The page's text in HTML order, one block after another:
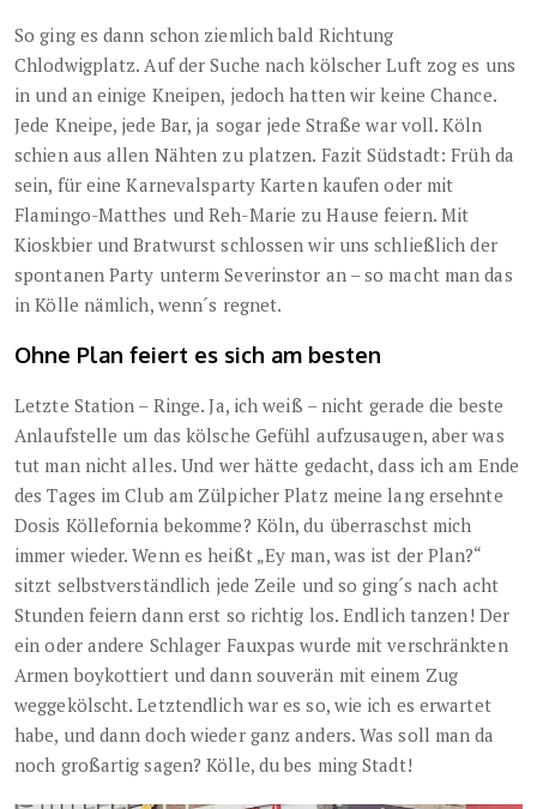
So ging es dann schon ziemlich bald Richtung
Chlodwigplatz. Auf der Suche nach kölscher Luft zog es uns
in und an einige Kneipen, jedoch hatten wir keine Chance.
Jede Kneipe, jede Bar, ja sogar jede Straße war voll. Köln
schien aus allen Nähten zu platzen. Fazit Südstadt: Früh da
sein, für eine Karnevalsparty Karten kaufen oder mit
Flamingo-Matthes und Reh-Marie zu Hause feiern. Mit
Kioskbier und Bratwurst schlossen wir uns schließlich der
spontanen Party unterm Severinstor an – so macht man das
in Kölle nämlich, wenn´s regnet.
Ohne Plan feiert es sich am besten
Letzte Station – Ringe. Ja, ich weiß – nicht gerade die beste
Anlaufstelle um das kölsche Gefühl aufzusaugen, aber was
tut man nicht alles. Und wer hätte gedacht, dass ich am Ende
des Tages im Club am Zülpicher Platz meine lang ersehnte
Dosis Köllefornia bekomme? Köln, du überraschst mich
immer wieder. Wenn es heißt „Ey man, was ist der Plan?“
sitzt selbstverständlich jede Zeile und so ging´s nach acht
Stunden feiern dann erst so richtig los. Endlich tanzen! Der
ein oder andere Schlager Fauxpas wurde mit verschränkten
Armen boykottiert und dann souverän mit einem Zug
weggekölscht. Letztendlich war es so, wie ich es erwartet
habe, und dann doch wieder ganz anders. Was soll man da
noch großartig sagen? Kölle, du bes ming Stadt!